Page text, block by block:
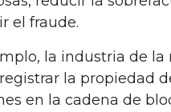
el fraude.
la industria de la
la propiedad
en la cadena de